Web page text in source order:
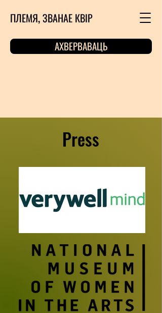
ПЛЕМЯ, ЗВАНАЕ КВІР
АХВЕРВАВАЦЬ
Press